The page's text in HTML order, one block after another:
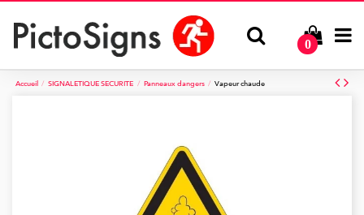
0
Accueil SIGNALETIQUE SECURITE Panneaux dangers Vapeur chaude